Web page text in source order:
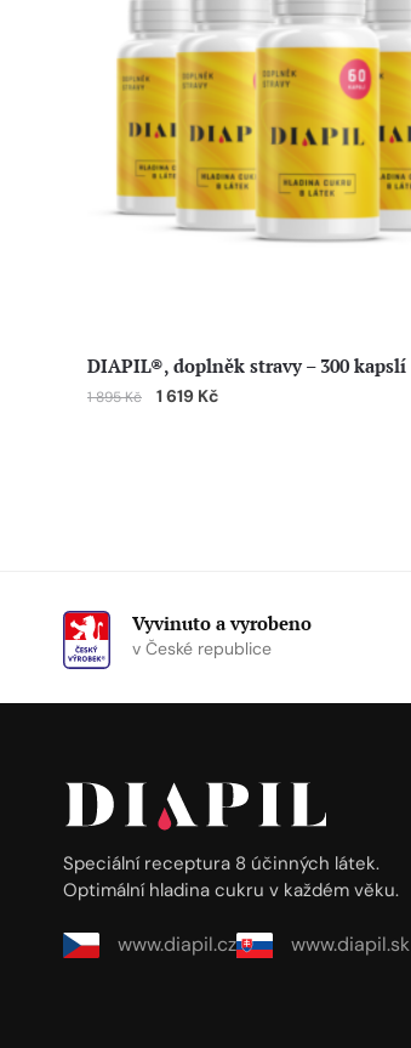
DIAPIL®, doplněk stravy – 300 kapslí
1 895Kč 1 619 Kč
Vyvinuto a vyrobeno
v České republice
Speciální receptura 8 účinných látek.
Optimální hladina cukru v každém věku.
www.diapil.cz www.diapil.sk